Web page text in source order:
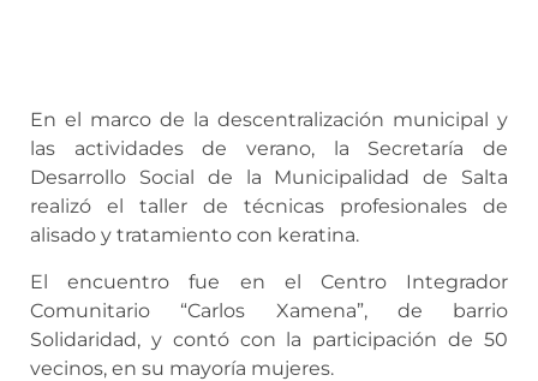
En el marco de la descentralización municipal y
las actividades de verano, la Secretaría de
Desarrollo Social de la Municipalidad de Salta
realizó el taller de técnicas profesionales de
alisado y tratamiento con keratina.
El encuentro fue en el Centro Integrador
Comunitario “Carlos Xamena”, de barrio
Solidaridad, y contó con la participación de 50
vecinos, en su mayoría mujeres.